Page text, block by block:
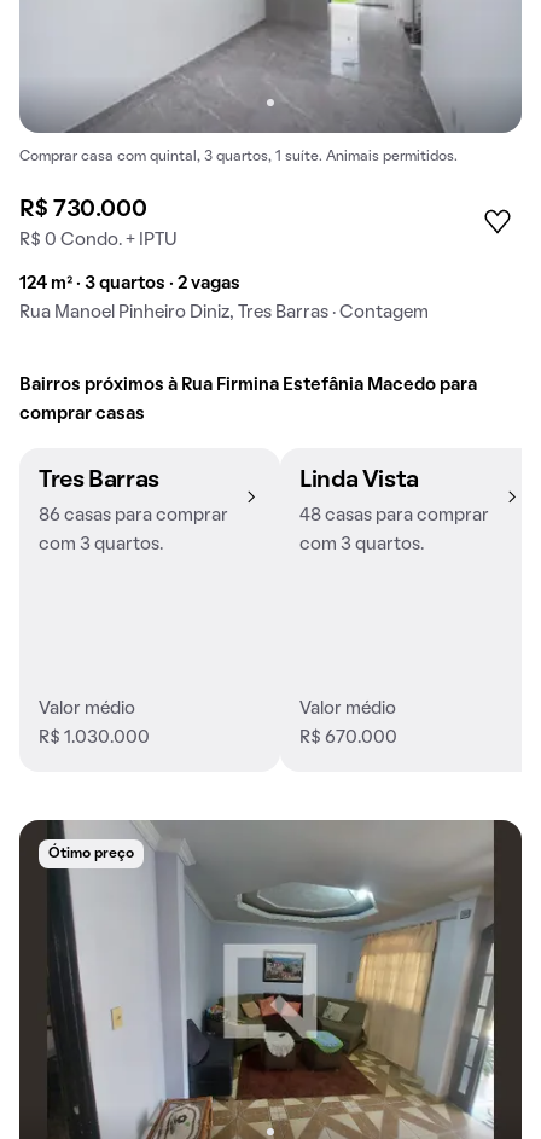
Comprar casa com quintal, 3 quartos, 1 suíte. Animais permitidos.
R$ 730.000
R$ 0 Condo. + IPTU
124 m² · 3 quartos · 2 vagas
Rua Manoel Pinheiro Diniz, Tres Barras · Contagem
Bairros próximos à Rua Firmina Estefânia Macedo para
comprar casas
Tres Barras
86 casas para comprar
com 3 quartos.
Valor médio
R$ 1.030.000
Linda Vista
48 casas para comprar
com 3 quartos.
Valor médio
R$ 670.000
Ótimo preço